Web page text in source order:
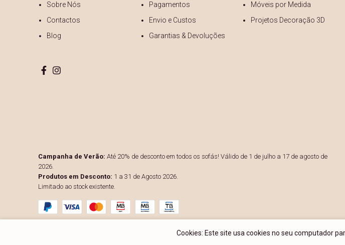
Sobre Nós
Contactos
Blog
Pagamentos
Envio e Custos
Garantias & Devoluções
Móveis por Medida
Projetos Decoração 3D
Campanha de Verão: Até 20% de desconto em todos os sofás! Válido de 1 de julho a 17 de agosto de
2026.
Produtos em Desconto: 1 a 31 de Agosto 2026.
Limitado ao stock existente.
Cookies: Este site usa cookies no seu computador